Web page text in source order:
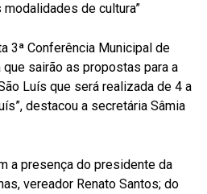
de cultura”
3ª Conferência Municipal de
sairão as propostas para a
Luís que será realizada de 4 a
destacou a secretária Sâmia
a presença do presidente da
vereador Renato Santos; do